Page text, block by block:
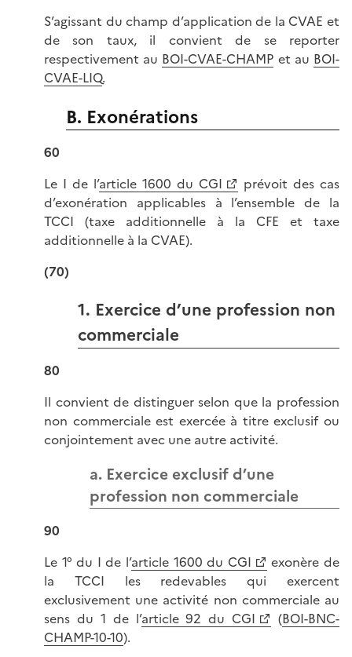
S’agissant du champ d’application de la CVAE et
de son taux, il convient de se reporter
respectivement au BOI-CVAE-CHAMP et au BOI-
CVAE-LIQ.
B. Exonérations
60
Le I de l’article 1600 du CGI
prévoit des cas
d’exonération applicables à l’ensemble de la
TCCI (taxe additionnelle à la CFE et taxe
additionnelle à la CVAE).
(70)
1. Exercice d’une profession non
commerciale
80
Il convient de distinguer selon que la profession
non commerciale est exercée à titre exclusif ou
conjointement avec une autre activité.
a. Exercice exclusif d’une
profession non commerciale
90
Le 1° du I de l’article 1600 du CGI
exonère de
la TCCI les redevables qui exercent
exclusivement une activité non commerciale au
sens du 1 de l’article 92 du CGI (BOI-BNC-
CHAMP-10-10).